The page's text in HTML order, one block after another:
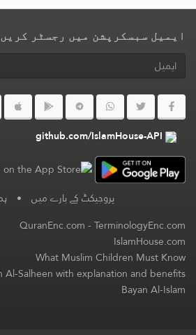
ایمیل سبسکرپشن میں رجسٹر کریں
github.com/IslamHouse-API
پروجیکٹ کے بارے میں •
QuranEnc.com-TerminologyEnc.com
IslamHouse.com
What Muslim Children Must Know
Al-Salheen with explanation and benefits
Bayan Al-Islam